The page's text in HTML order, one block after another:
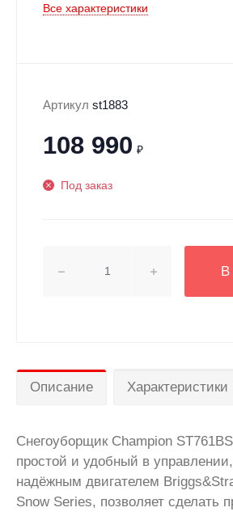
Все характеристики
Артикул st1883
108 990 ₽
Под заказ
В
Описание Характеристики
Снегоуборщик Champion
простой и удобный в
надёжным двигателем
Snow Series, позволяет сделать